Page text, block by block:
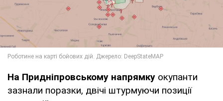
На Придніпровському напрямку окупанти
зазнали поразки, двічі штурмуючи позиції